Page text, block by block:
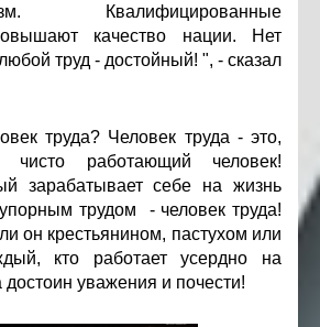
Квалифицированные
качество нации. Нет
труд - достойный! ", - сказал
труда? Человек труда - это,
чисто работающий человек!
зарабатывает себе на жизнь
трудом - человек труда!
он крестьянином, пастухом или
кто работает усердно на
достоин уважения и почести!